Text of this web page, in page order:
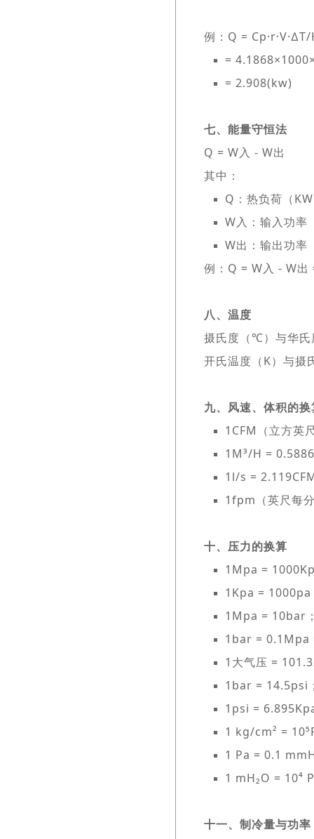
例：Q =
=
= 2.908(kw)
七、能量守恒法
Q = W入 - W出
其中：
Q：热负荷（
W入：输入功率
W出：输出功
例：Q = W入 - W
八、温度
摄氏度（℃）与华
开氏温度（K）与
九、风速、体积的换
1CFM（立方英
1M³/H =
1l/s =
1fpm（英尺每
十、压力的换算
1Mpa =
1Kpa = 1000pa
1Mpa = 10bar
1bar = 0.1Mpa
1大气压 =
1bar = 14.5psi
1psi =
1 kg/cm² =
1 Pa = 0.1
1 mH₂O = 10⁴
十一、制冷量与功率